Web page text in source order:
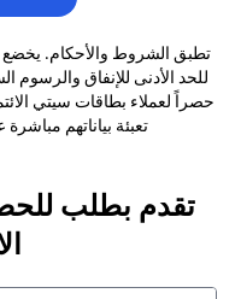
تطبق الشروط والأحكام. يخضع
للحد الأدنى للإنفاق والرسوم
حصراً لعملاء بطاقات سيتي
تعبئة بياناتهم
تقدم بطلب